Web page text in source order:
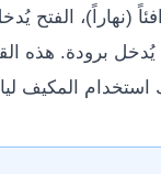
(نهاراً)، الفتح
يُدخل برودة. هذه
استخدام المكيف